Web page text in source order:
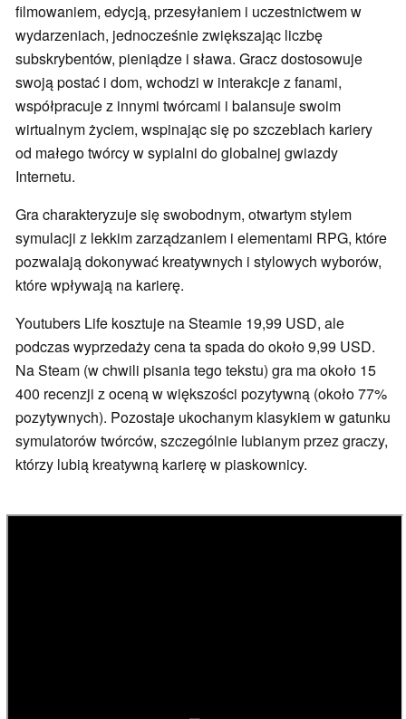
filmowaniem, edycją, przesyłaniem i uczestnictwem w
wydarzeniach, jednocześnie zwiększając liczbę
subskrybentów, pieniądze i sława. Gracz dostosowuje
swoją postać i dom, wchodzi w interakcje z fanami,
współpracuje z innymi twórcami i balansuje swoim
wirtualnym życiem, wspinając się po szczeblach kariery
od małego twórcy w sypialni do globalnej gwiazdy
Internetu.
Gra charakteryzuje się swobodnym, otwartym stylem
symulacji z lekkim zarządzaniem i elementami RPG, które
pozwalają dokonywać kreatywnych i stylowych wyborów,
które wpływają na karierę.
Youtubers Life kosztuje na Steamie 19,99 USD, ale
podczas wyprzedaży cena ta spada do około 9,99 USD.
Na Steam (w chwili pisania tego tekstu) gra ma około 15
400 recenzji z oceną w większości pozytywną (około 77%
pozytywnych). Pozostaje ukochanym klasykiem w gatunku
symulatorów twórców, szczególnie lubianym przez graczy,
którzy lubią kreatywną karierę w piaskownicy.